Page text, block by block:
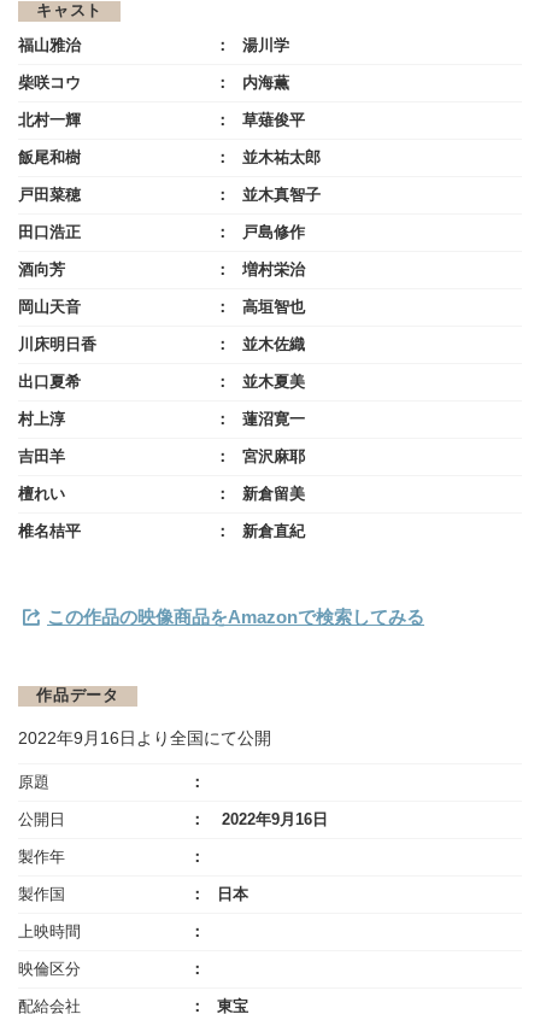
キャスト
福山雅治 湯川学
柴咲コウ 内海薫
北村一輝 草薙俊平
飯尾和樹 並木祐太郎
戸田菜穂 並木真智子
田口浩正 戸島修作
酒向芳 増村栄治
岡山天音 高垣智也
川床明日香 並木佐織
出口夏希 並木夏美
村上淳 蓮沼寛一
吉田羊 宮沢麻耶
檀れい 新倉留美
椎名桔平 新倉直紀
この作品の映像商品をAmazonで検索してみる
作品データ
2022年9月16日より全国にて公開
原題
公開日 2022年9月16日
製作年
製作国 日本
上映時間
映倫区分
配給会社 東宝